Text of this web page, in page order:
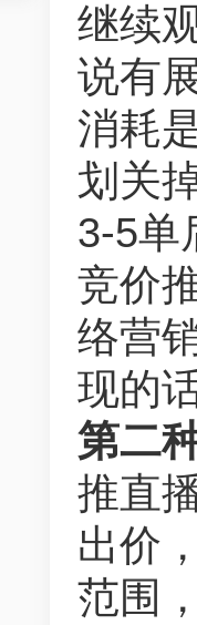
继续
说有
消耗
划关
3-5单
竞价
络营
现的
第二
推直
出价
范围